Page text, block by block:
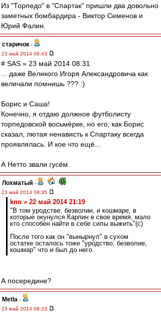
Из "Торпедо" в "Спартак" пришли два довольно
заметных бомбардира - Виктор Семенов и
Юрий Фалин.
старичок -
23 май 2014 08:43
# SAS » 23 май 2014 08:31
... даже Великого Игоря Александровича как
величали помнишь ??? :)
Борис и Саша!
Конечно, я отдаю должное футболисту
торпедовской восьмёрке, но его, как Борис
сказал, лютая ненависть к Спартаку всегда
проявлялась. И кое что ещё...
А Нетто звали гусём.
Лохматый -
23 май 2014 08:35
knn » 22 май 2014 21:19
"В том уродстве, безволии, и кошмаре, в
которые окунулся Карпин в свое время, мало
кто способен найти в себе силы выжить"(c)
После того как он "вынырнул" в сухом
остатке осталось тоже "уродство, безволие,
кошмар" что и был до него.
А посередине?
Metla -
23 май 2014 08:23